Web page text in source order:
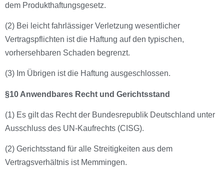
dem Produkthaftungsgesetz.
(2) Bei leicht fahrlässiger Verletzung wesentlicher
Vertragspflichten ist die Haftung auf den typischen,
vorhersehbaren Schaden begrenzt.
(3) Im Übrigen ist die Haftung ausgeschlossen.
§10 Anwendbares Recht und Gerichtsstand
(1) Es gilt das Recht der Bundesrepublik Deutschland unter
Ausschluss des UN-Kaufrechts (CISG).
(2) Gerichtsstand für alle Streitigkeiten aus dem
Vertragsverhältnis ist Memmingen.